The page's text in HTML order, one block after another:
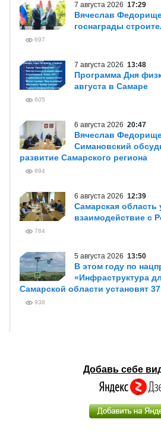
7 августа 2026 17:29
Вячеслав
госнаграды
697
7 августа 2026 13:48
Программа Дня
августа в Самаре
605
6 августа 2026 20:47
Вячеслав
Симановский
развитие Самарского региона
894
6 августа 2026 12:39
Самарская область
взаимодействие с
784
5 августа 2026 13:50
В этом году по
«Инфраструктура
Самарской области установят
938
Добавь себе